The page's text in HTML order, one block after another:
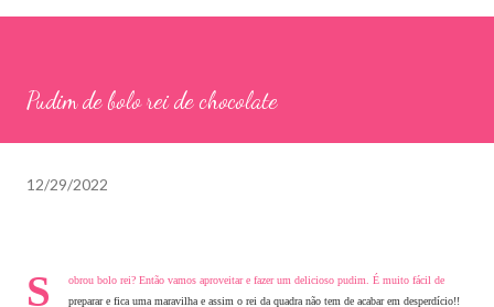
Pudim de bolo rei de chocolate
12/29/2022
S
obrou bolo rei? Então vamos aproveitar e fazer um delicioso pudim. É muito fácil de
preparar e fica uma maravilha e assim o rei da quadra não tem de acabar em desperdício!!